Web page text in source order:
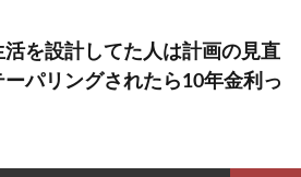
活を設計してた人は計画の見直
ーパリングされたら10年金利っ